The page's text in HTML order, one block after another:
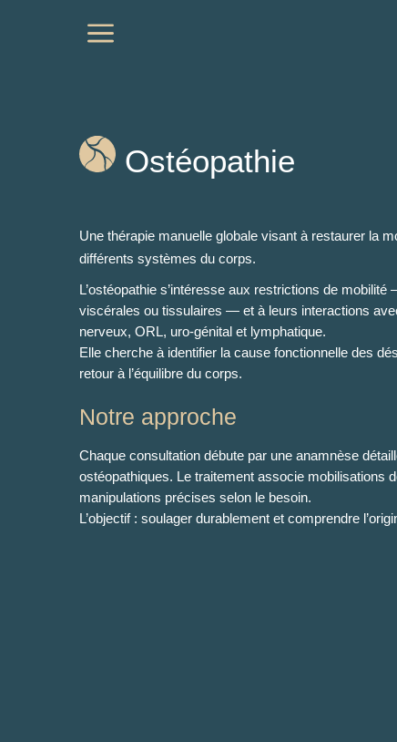
a
Ostéopathie
Une thérapie manuelle globale visant à restaurer la
différents systèmes du corps.
L’ostéopathie s’intéresse aux restrictions de
viscérales ou tissulaires — et à leurs interactions
nerveux, ORL, uro-génital et lymphatique.
Elle cherche à identifier la cause fonctionnelle des
retour à l’équilibre du corps.
Notre approche
Chaque consultation débute par une anamnèse
ostéopathiques. Le traitement associe mobilisations
manipulations précises selon le besoin.
L’objectif : soulager durablement et comprendre